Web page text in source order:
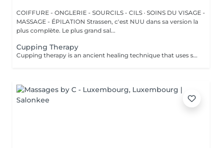
COIFFURE - ONGLERIE - SOURCILS - CILS · SOINS DU VISAGE -
MASSAGE - ÉPILATION Strassen, c'est NUU dans sa version la
plus complète. Le plus grand sal...
Cupping Therapy
Cupping therapy is an ancient healing technique that uses special cups to create gentle suction on the skin. This suction promotes blood flow, relieves muscle tension, reduces inflammation, and supports deep relaxation. The treatment can help release toxins, improve circulation, and ease chronic pain or stiffness. *Please note that cupping therapy could just be added to a massage service with includes back massage.